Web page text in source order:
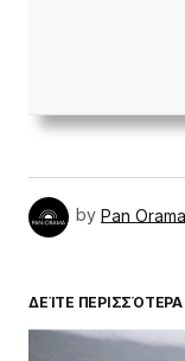
by Pan Orama
ΔΕΊΤΕ ΠΕΡΙΣΣΌΤΕΡΑ